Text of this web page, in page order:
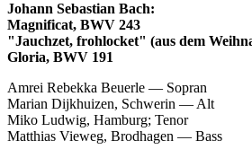
Johann Sebastian Bach:
Magnificat, BWV 243
"Jauchzet, frohlocket" (aus dem
Gloria, BWV 191
Amrei Rebekka Beuerle — Sopran
Marian Dijkhuizen, Schwerin — Alt
Miko Ludwig, Hamburg; Tenor
Matthias Vieweg, Brodhagen — Bass